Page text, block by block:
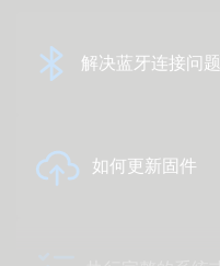
解决蓝牙连接问题
如何更新固件